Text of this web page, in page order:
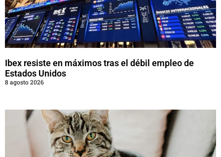
Ibex resiste en máximos tras el débil empleo de
Estados Unidos
8 agosto 2026